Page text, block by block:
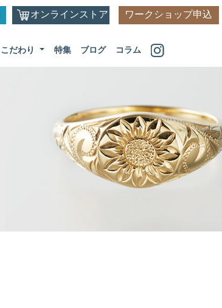
オンラインストア ワークショップ申込
こだわり 特集 ブログ コラム